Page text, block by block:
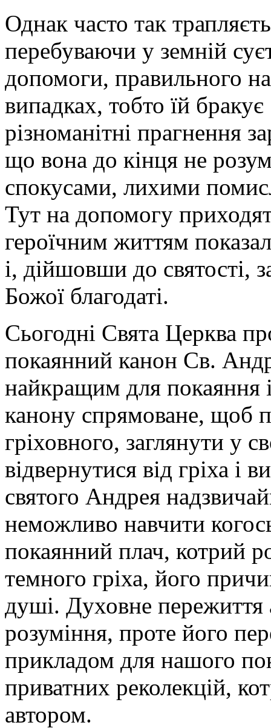
Однак часто так
перебуваючи у земній
допомоги, правильного
випадках, тобто їй
різноманітні прагнення
що вона до кінця не
спокусами, лихими
Тут на допомогу
героїчним життям
і, дійшовши до святості,
Божої благодаті.
Сьогодні Свята Церква
покаянний канон Св.
найкращим для покаяння
канону спрямоване, щоб
гріховного, заглянути у
відвернутися від гріха і
святого Андрея
неможливо навчити
покаянний плач, котрий
темного гріха, його
душі. Духовне пережиття
розуміння, проте його
прикладом для нашого
приватних реколекцій,
автором.